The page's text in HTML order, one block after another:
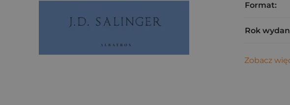
Format:
Rok
Zobacz